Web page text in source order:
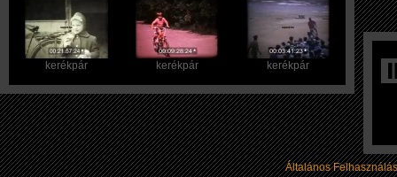
kerékpár kerékpár kerékpár
Általános